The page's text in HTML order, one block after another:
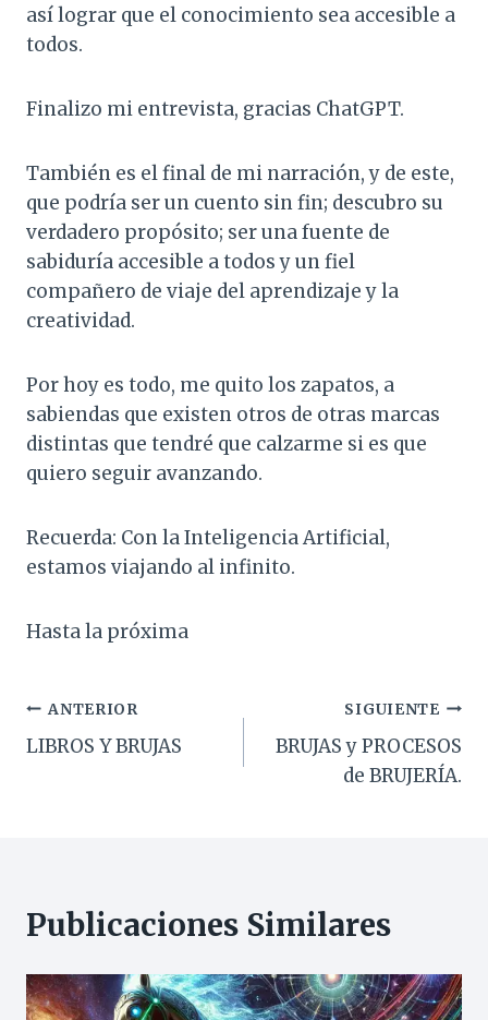
así lograr que el conocimiento sea accesible a
todos.
Finalizo mi entrevista, gracias ChatGPT.
También es el final de mi narración, y de este,
que podría ser un cuento sin fin; descubro su
verdadero propósito; ser una fuente de
sabiduría accesible a todos y un fiel
compañero de viaje del aprendizaje y la
creatividad.
Por hoy es todo, me quito los zapatos, a
sabiendas que existen otros de otras marcas
distintas que tendré que calzarme si es que
quiero seguir avanzando.
Recuerda: Con la Inteligencia Artificial,
estamos viajando al infinito.
Hasta la próxima
Navegación
de
ANTERIOR
LIBROS Y BRUJAS
SIGUIENTE
BRUJAS y PROCESOS
de BRUJERÍA.
Publicaciones Similares